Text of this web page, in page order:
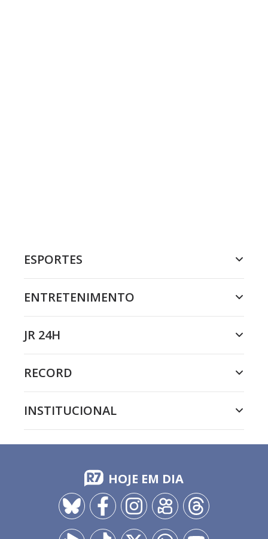
ESPORTES
ENTRETENIMENTO
JR 24H
RECORD
INSTITUCIONAL
HOJE EM DIA